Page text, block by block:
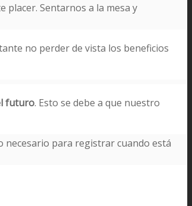
placer. Sentarnos a la mesa y
no perder de vista los beneficios
futuro. Esto se debe a que nuestro
para registrar cuando está